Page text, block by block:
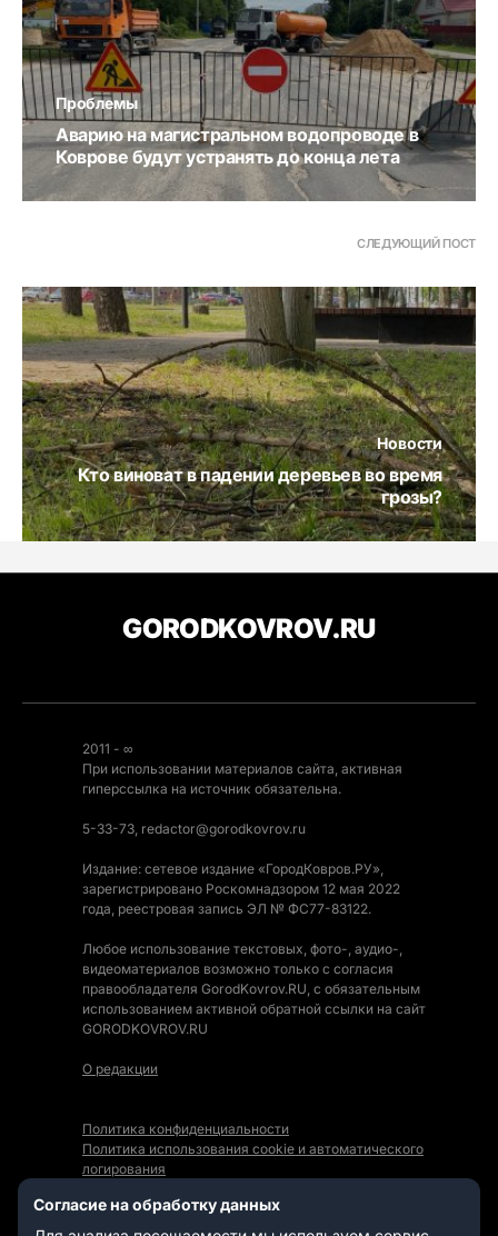
Проблемы
Аварию на магистральном водопроводе в
Коврове будут устранять до конца лета
СЛЕДУЮЩИЙ ПОСТ
Новости
Кто виноват в падении деревьев во время
грозы?
GORODKOVROV.RU
2011 - ∞
При использовании материалов сайта, активная
гиперссылка на источник обязательна.
5-33-73, redactor@gorodkovrov.ru
Издание: сетевое издание «ГородКовров.РУ»,
зарегистрировано Роскомнадзором 12 мая 2022
года, реестровая запись ЭЛ № ФС77-83122.
Любое использование текстовых, фото-, аудио-,
видеоматериалов возможно только с согласия
правообладателя GorodKovrov.RU, с обязательным
использованием активной обратной ссылки на сайт
GORODKOVROV.RU
О редакции
Политика конфиденциальности
Политика использования cookie и автоматического
логирования
Согласие на обработку данных